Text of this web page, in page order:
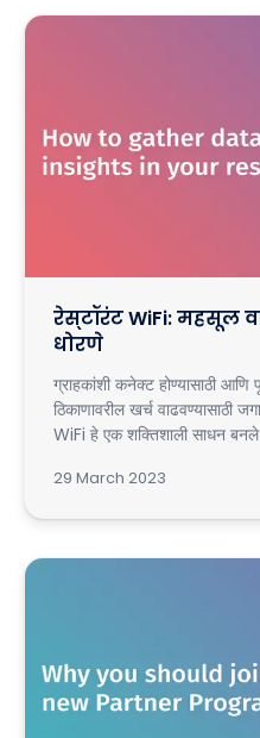
रेस्टॉरंट WiFi: महसूल
धोरणे
ग्राहकांशी कनेक्ट होण्यासाठी आणि
ठिकाणावरील खर्च वाढवण्यासाठी
WiFi हे एक शक्तिशाली साधन
29 March 2023